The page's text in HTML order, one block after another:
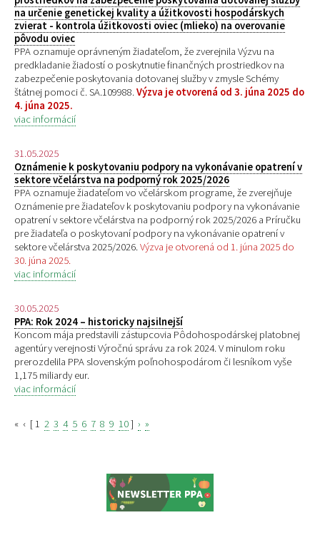
na určenie genetickej kvality a úžitkovosti hospodárskych
zvierat - kontrola úžitkovosti oviec (mlieko) na overovanie
pôvodu oviec
PPA oznamuje oprávneným žiadateľom, že zverejnila Výzvu na
predkladanie žiadostí o poskytnutie finančných prostriedkov na
zabezpečenie poskytovania dotovanej služby v zmysle Schémy
štátnej pomoci č. SA.109988.Výzva je otvorená od 3. júna 2025 do
4. júna 2025.
viac informácií
31.05.2025
Oznámenie k poskytovaniu podpory na vykonávanie opatrení v
sektore včelárstva na podporný rok 2025/2026
PPA oznamuje žiadateľom vo včelárskom programe, že zverejňuje
Oznámenie pre žiadateľov k poskytovaniu podpory na vykonávanie
opatrení v sektore včelárstva na podporný rok 2025/2026 a Príručku
pre žiadateľa o poskytovaní podpory na vykonávanie opatrení v
sektore včelárstva 2025/2026.Výzva je otvorená od 1. júna 2025 do
30. júna 2025.
viac informácií
30.05.2025
PPA: Rok 2024 – historicky najsilnejší
Koncom mája predstavili zástupcovia Pôdohospodárskej platobnej
agentúry verejnosti Výročnú správu za rok 2024. V minulom roku
prerozdelila PPA slovenským poľnohospodárom či lesníkom vyše
1,175 miliardy eur.
viac informácií
« ‹ [ 1 2 3 4 5 6 7 8 9 10] › »